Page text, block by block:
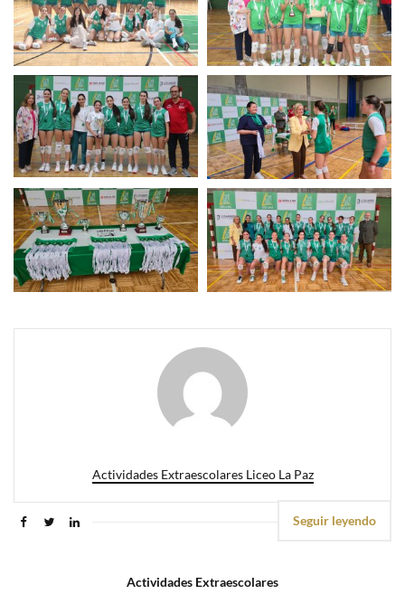
Actividades Extraescolares Liceo La Paz
Seguir leyendo
Actividades Extraescolares